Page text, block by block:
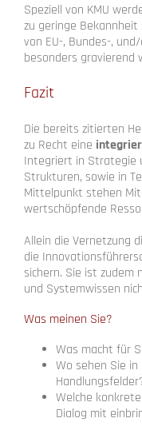
Speziell von KMU
zu geringe
von EU-, Bundes-,
besonders gravierend
Fazit
Die bereits zitierten
zu Recht eine
Integriert in Strategie
Strukturen, sowie in
Mittelpunkt stehen
wertschöpfende
Allein die Vernetzung
die
sichern. Sie ist zudem
und Systemwissen
Was meinen Sie?
Was macht für
Wo sehen Sie
Welche
Dialog mit